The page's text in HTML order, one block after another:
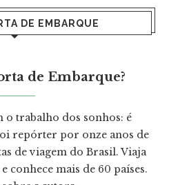
DE EMBARQUE
de Embarque?
o trabalho dos sonhos: é
repórter por onze anos de
de viagem do Brasil. Viaja
conhece mais de 60 países.